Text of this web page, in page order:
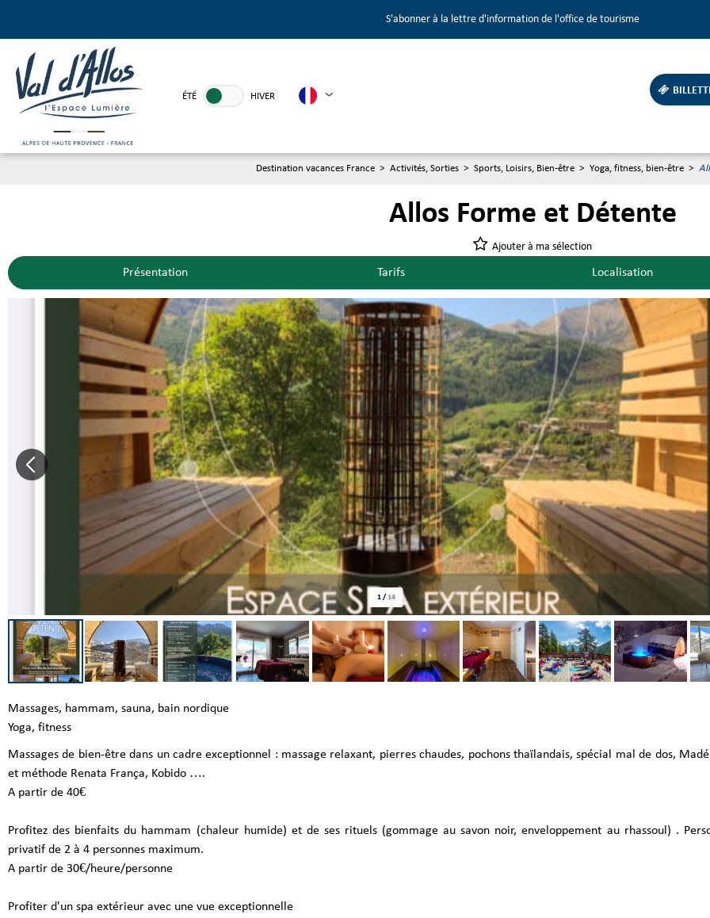
S'abonner à la lettre d'information de l'office de tourisme
ÉTÉ HIVER
Destination vacances France > Activités, Sorties > Sports, Loisirs, Bien-être > Yoga, fitness, bien-être >
Allos Forme et Détente
Ajouter à ma sélection
Présentation Tarifs Localisation
1/14
Massages, hammam, sauna, bain nordique
Yoga, fitness
Massages de bien-être dans un cadre exceptionnel : massage relaxant, pierres chaudes, pochons thaïlandais, spécial mal de dos,
et méthode Renata França, Kobido ….
A partir de 40€
Profitez des bienfaits du hammam (chaleur humide) et de ses rituels (gommage au savon noir, enveloppement au rhassoul) .
privatif de 2 à 4 personnes maximum.
A partir de 30€/heure/personne
Profiter d'un spa extérieur avec une vue exceptionnelle